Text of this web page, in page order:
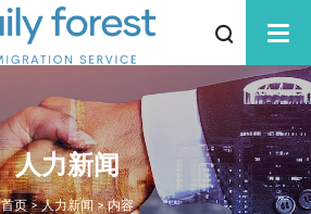
人力新闻
首页>人力新闻> 内容